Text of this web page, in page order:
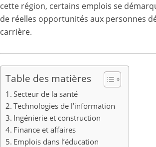
cette région, certains emplois se
de réelles opportunités aux personnes
carrière.
Table des matières
Secteur de la santé
Technologies de l’information
Ingénierie et construction
Finance et affaires
Emplois dans l’éducation